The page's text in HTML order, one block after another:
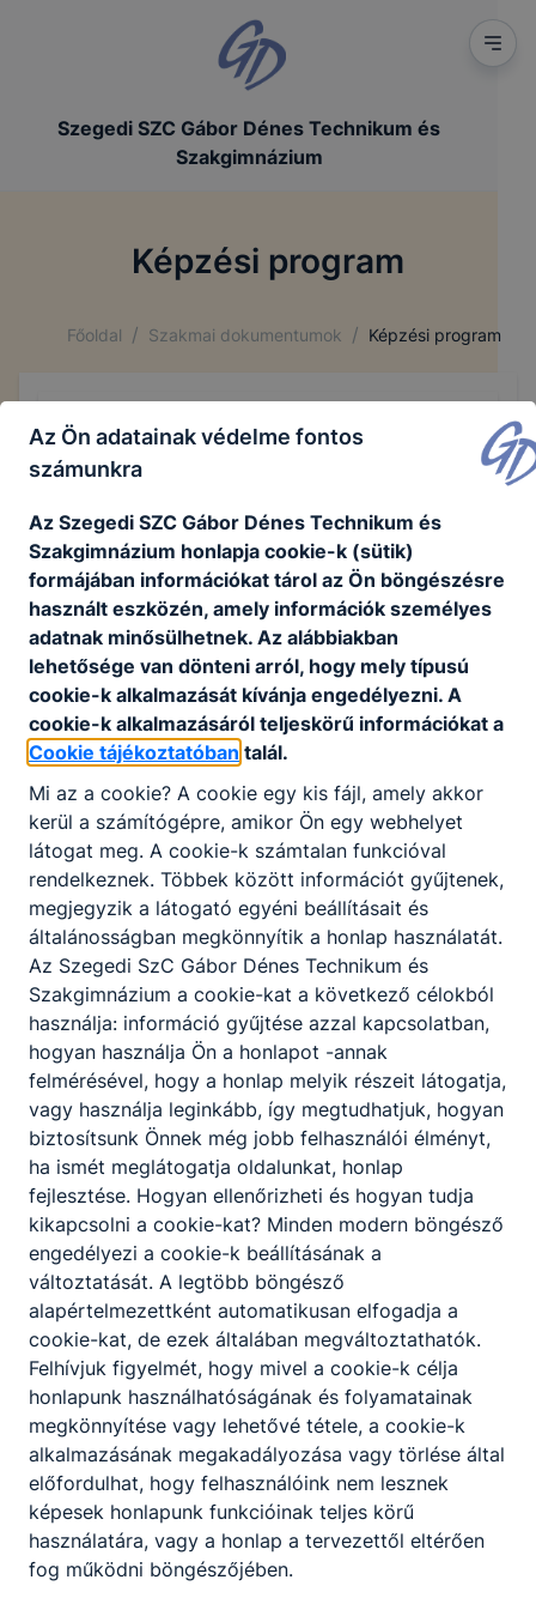
Szegedi SZC Gábor Dénes Technikum és
Szakgimnázium
Képzési program
Főoldal / Szakmai dokumentumok / Képzési program
A tantárgyi menetrendet, azaz a képzésekhez
tartózó tantárgyak sajátosságait (adott
illetve hetente hány napot töltenek ÁKK-
ban/duális képzőnél/tanműhelyben a tanulók,
illetve egy-egy projekt esetén milyen heti
vagy napi bontásban zajlik az oktatás)
iskolánk Szakmai programja tartalmazza.
Partnereink
Az Ön adatainak védelme fontos
számunkra
Az Szegedi SZC Gábor Dénes Technikum és
Szakgimnázium honlapja cookie-k (sütik)
formájában információkat tárol az Ön böngészésre
használt eszközén, amely információk személyes
adatnak minősülhetnek. Az alábbiakban
lehetősége van dönteni arról, hogy mely típusú
cookie-k alkalmazását kívánja engedélyezni. A
cookie-k alkalmazásáról teljeskörű információkat a
Cookie tájékoztatóban talál.
Mi az a cookie? A cookie egy kis fájl, amely akkor
kerül a számítógépre, amikor Ön egy webhelyet
látogat meg. A cookie-k számtalan funkcióval
rendelkeznek. Többek között információt gyűjtenek,
megjegyzik a látogató egyéni beállításait és
általánosságban megkönnyítik a honlap használatát.
Az Szegedi SzC Gábor Dénes Technikum és
Szakgimnázium a cookie-kat a következő célokból
használja: információ gyűjtése azzal kapcsolatban,
hogyan használja Ön a honlapot -annak
felmérésével, hogy a honlap melyik részeit látogatja,
vagy használja leginkább, így megtudhatjuk, hogyan
biztosítsunk Önnek még jobb felhasználói élményt,
ha ismét meglátogatja oldalunkat, honlap
fejlesztése. Hogyan ellenőrizheti és hogyan tudja
kikapcsolni a cookie-kat? Minden modern böngésző
engedélyezi a cookie-k beállításának a
változtatását. A legtöbb böngésző
alapértelmezettként automatikusan elfogadja a
cookie-kat, de ezek általában megváltoztathatók.
Felhívjuk figyelmét, hogy mivel a cookie-k célja
honlapunk használhatóságának és folyamatainak
megkönnyítése vagy lehetővé tétele, a cookie-k
alkalmazásának megakadályozása vagy törlése által
előfordulhat, hogy felhasználóink nem lesznek
képesek honlapunk funkcióinak teljes körű
használatára, vagy a honlap a tervezettől eltérően
fog működni böngészőjében.